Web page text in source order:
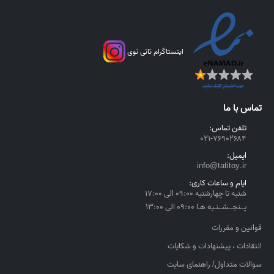
اینستاگرام تاتی توی
تماس با ما
تلفن تماس:
۰۲۱-۷۶۹۰۲۶۸۴
ایمیل:
info@tatitoy.ir
ایام و ساعات کاری:
شنبه تا چهارشنبه ۰۹:۰۰ الی ۱۷:۰۰
پــنجــشــنـبه هـا ۰۹:۰۰ الی ۱۳:۰۰
قوانین و مقررات
انتقادات ، پیشنهادات و شکایات
سوالات متداول/ راهنمای سایت